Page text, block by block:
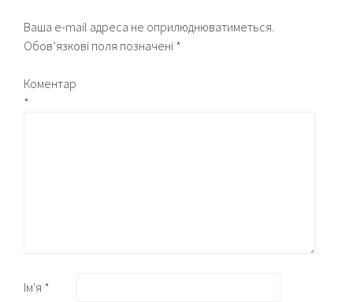
Ваша e-mail адреса не оприлюднюватиметься.
Обов’язкові поля позначені *
Коментар
*
Ім'я *